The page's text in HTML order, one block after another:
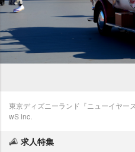
東京ディズニーランド『ニューイヤー
wS inc.
求人特集